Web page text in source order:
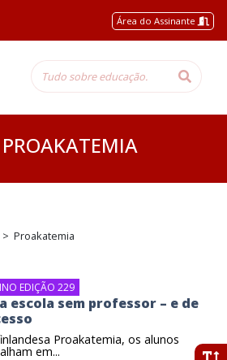
Área do Assinante
PROAKATEMIA
> Proakatemia
EDIÇÃO 229
escola sem professor – e de
Proakatemia, os alunos
em...